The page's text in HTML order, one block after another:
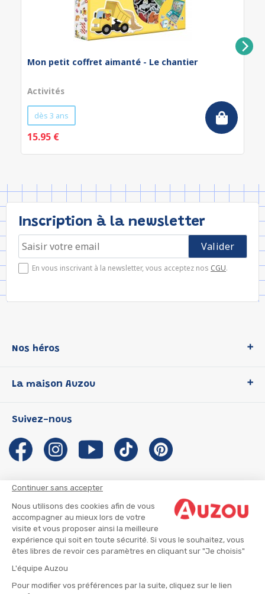
Continuer sans accepter
Nous utilisons des cookies afin de vous
accompagner au mieux lors de votre
visite et vous proposer ainsi la meilleure
expérience qui soit en toute sécurité. Si vous le souhaitez, vous
êtes libres de revoir ces paramètres en cliquant sur "Je choisis"
L'équipe Auzou
Pour modifier vos préférences par la suite, cliquez sur le lien
Mon petit coffret aimanté - Le chantier
Activités
dès 3 ans
15.95 €
Inscription à la newsletter
En vous inscrivant à la newsletter, vous acceptez nos CGU.
Nos héros
P'tit Loup
Les Influenceuses
Migali
Petite Taupe
La maison Auzou
Notre histoire
Auzou s'engage
Auteurs et illustrateurs Auzou
Suivre mon colis
Infos consommateur
Suivez-nous
CGU
CGV
Mentions légales